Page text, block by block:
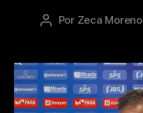
Por Zeca Moreno